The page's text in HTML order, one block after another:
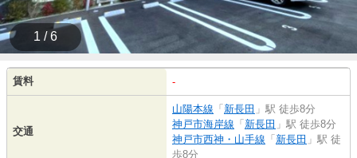
1 / 6
賃料 -
交通
山陽本線 「 新長田 」駅 徒歩8分
神戸市海岸線 「 新長田 」駅 徒歩8分
神戸市西神・山手線 「 新長田 」駅 徒
歩8分